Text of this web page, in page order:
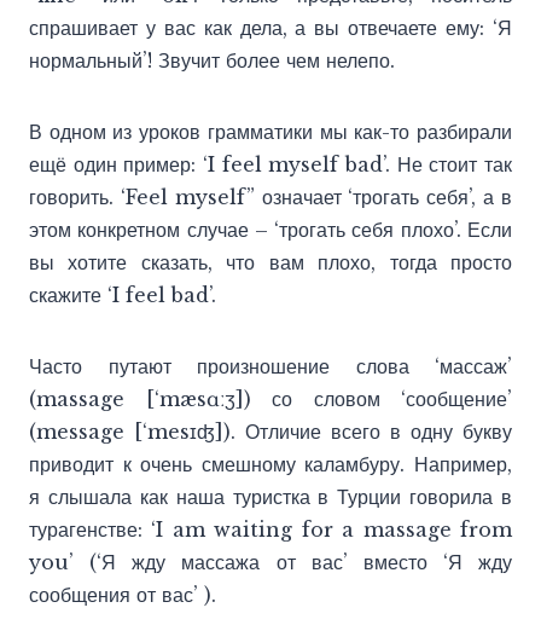
спрашивает у вас как дела, а вы отвечаете ему: ‘Я
нормальный’! Звучит более чем нелепо.
В одном из уроков грамматики мы как-то разбирали
ещё один пример: ‘I feel myself bad’. Не стоит так
говорить. ‘Feel myself” означает ‘трогать себя’, а в
этом конкретном случае – ‘трогать себя плохо’. Если
вы хотите сказать, что вам плохо, тогда просто
скажите ‘I feel bad’.
Часто путают произношение слова ‘массаж’
(massage [‘mæsɑːʒ]) со словом ‘сообщение’
(message [‘mesɪʤ]). Отличие всего в одну букву
приводит к очень смешному каламбуру. Например,
я слышала как наша туристка в Турции говорила в
турагенстве: ‘I am waiting for a massage from
you’ (‘Я жду массажа от вас’ вместо ‘Я жду
сообщения от вас’ ).